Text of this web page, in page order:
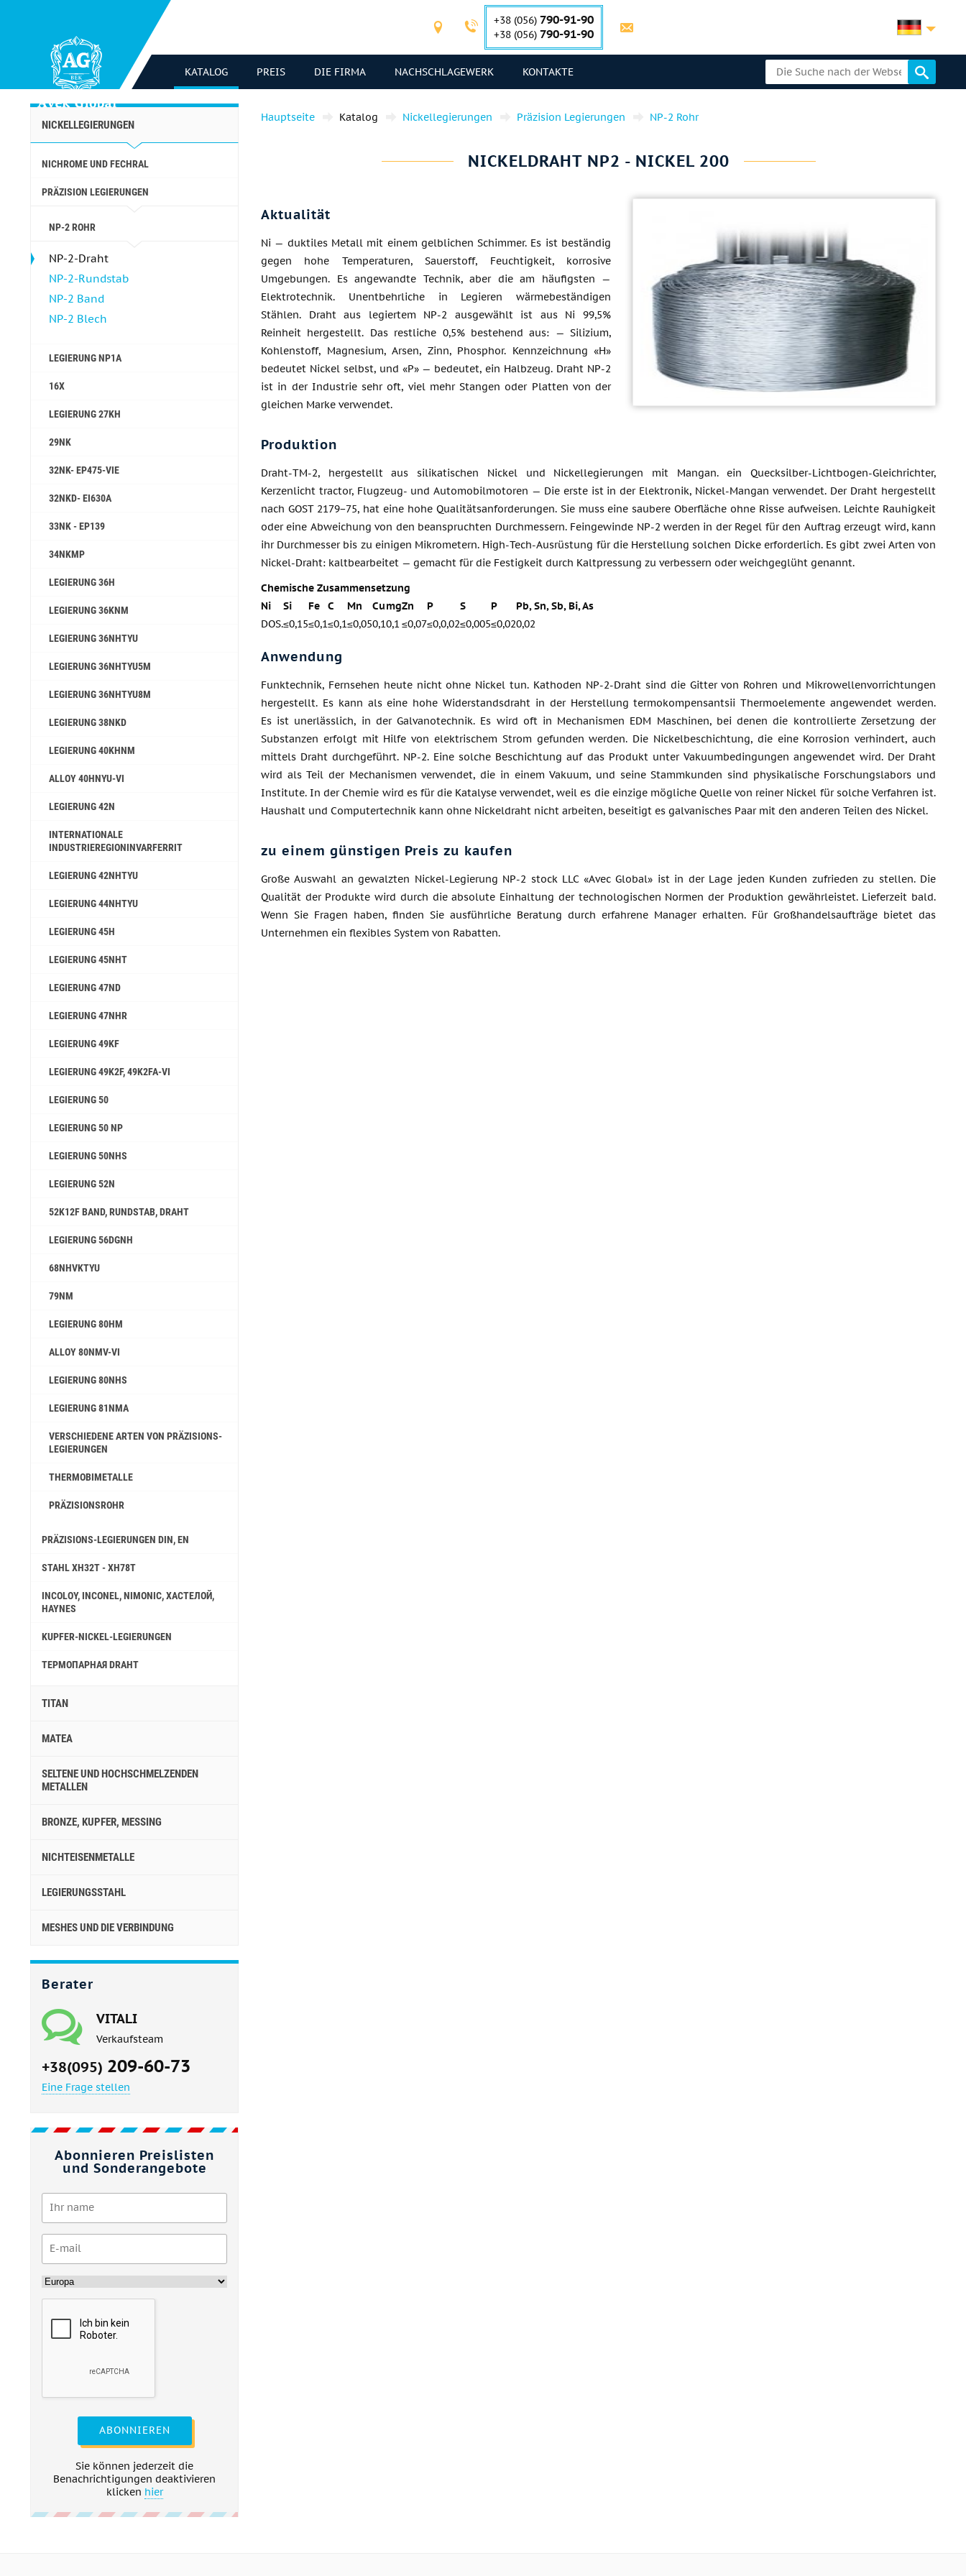
+38 (056) 790-91-90
+38 (056) 790-91-90
KATALOG PREIS DIE FIRMA NACHSCHLAGEWERK KONTAKTE
NICKELLEGIERUNGEN
NICHROME UND FECHRAL
PRÄZISION LEGIERUNGEN
NP-2 ROHR
NP-2-Draht
NP-2-Rundstab
NP-2 Band
NP-2 Blech
LEGIERUNG NP1A
16X
LEGIERUNG 27KH
29NK
32NK- EP475-VIE
32NKD- EI630A
33NK - EP139
34NKMP
LEGIERUNG 36H
LEGIERUNG 36KNM
LEGIERUNG 36NHTYU
LEGIERUNG 36NHTYU5M
LEGIERUNG 36NHTYU8M
LEGIERUNG 38NKD
LEGIERUNG 40KHNM
ALLOY 40HNYU-VI
LEGIERUNG 42N
INTERNATIONALE
INDUSTRIEREGIONINVARFERRIT
LEGIERUNG 42NHTYU
LEGIERUNG 44NHTYU
LEGIERUNG 45H
LEGIERUNG 45NHT
LEGIERUNG 47ND
LEGIERUNG 47NHR
LEGIERUNG 49KF
LEGIERUNG 49K2F, 49K2FA-VI
LEGIERUNG 50
LEGIERUNG 50 NP
LEGIERUNG 50NHS
LEGIERUNG 52N
52K12F BAND, RUNDSTAB, DRAHT
LEGIERUNG 56DGNH
68NHVKTYU
79NM
LEGIERUNG 80НМ
ALLOY 80NMV-VI
LEGIERUNG 80NHS
LEGIERUNG 81NMA
VERSCHIEDENE ARTEN VON PRÄZISIONS-
LEGIERUNGEN
THERMOBIMETALLE
PRÄZISIONSROHR
PRÄZISIONS-LEGIERUNGEN DIN, EN
STAHL ХН32Т - ХН78Т
INCOLOY, INCONEL, NIMONIC, ХАСТЕЛОЙ,
HAYNES
KUPFER-NICKEL-LEGIERUNGEN
ТЕРМОПАРНАЯ DRAHT
TITAN
MATEA
SELTENE UND HOCHSCHMELZENDEN
METALLEN
BRONZE, KUPFER, MESSING
NICHTEISENMETALLE
LEGIERUNGSSTAHL
MESHES UND DIE VERBINDUNG
Berater
VITALI
Verkaufsteam
+38(095) 209-60-73
Eine Frage stellen
Abonnieren Preislisten
und Sonderangebote
ABONNIEREN
Sie können jederzeit die
Benachrichtigungen deaktivieren
klicken hier
Hauptseite Katalog Nickellegierungen Präzision Legierungen NP-2 Rohr
NICKELDRAHT NP2 - NICKEL 200
Aktualität
Ni — duktiles Metall mit einem gelblichen Schimmer. Es ist beständig
gegen hohe Temperaturen, Sauerstoff, Feuchtigkeit, korrosive
Umgebungen. Es angewandte Technik, aber die am häufigsten —
Elektrotechnik. Unentbehrliche in Legieren wärmebeständigen
Stählen. Draht aus legiertem NP-2 ausgewählt ist aus Ni 99,5%
Reinheit hergestellt. Das restliche 0,5% bestehend aus: — Silizium,
Kohlenstoff, Magnesium, Arsen, Zinn, Phosphor. Kennzeichnung «H»
bedeutet Nickel selbst, und «P» — bedeutet, ein Halbzeug. Draht NP-2
ist in der Industrie sehr oft, viel mehr Stangen oder Platten von der
gleichen Marke verwendet.
Produktion
Draht-TM-2, hergestellt aus silikatischen Nickel und Nickellegierungen mit Mangan. ein Quecksilber-Lichtbogen-Gleichrichter,
Kerzenlicht tractor, Flugzeug- und Automobilmotoren — Die erste ist in der Elektronik, Nickel-Mangan verwendet. Der Draht hergestellt
nach GOST 2179−75, hat eine hohe Qualitätsanforderungen. Sie muss eine saubere Oberfläche ohne Risse aufweisen. Leichte Rauhigkeit
oder eine Abweichung von den beanspruchten Durchmessern. Feingewinde NP-2 werden in der Regel für den Auftrag erzeugt wird, kann
ihr Durchmesser bis zu einigen Mikrometern. High-Tech-Ausrüstung für die Herstellung solchen Dicke erforderlich. Es gibt zwei Arten von
Nickel-Draht: kaltbearbeitet — gemacht für die Festigkeit durch Kaltpressung zu verbessern oder weichgeglüht genannt.
Chemische Zusammensetzung
Ni
Si Fe C Mn CumgZn P S P
Pb, Sn, Sb, Bi, As
DOS.≤0,15≤0,1≤0,1≤0,050,10,1 ≤0,07≤0,0,02≤0,005≤0,020,02
Anwendung
Funktechnik, Fernsehen heute nicht ohne Nickel tun. Kathoden NP-2-Draht sind die Gitter von Rohren und Mikrowellenvorrichtungen
hergestellt. Es kann als eine hohe Widerstandsdraht in der Herstellung termokompensantsii Thermoelemente angewendet werden.
Es ist unerlässlich, in der Galvanotechnik. Es wird oft in Mechanismen EDM Maschinen, bei denen die kontrollierte Zersetzung der
Substanzen erfolgt mit Hilfe von elektrischem Strom gefunden werden. Die Nickelbeschichtung, die eine Korrosion verhindert, auch
mittels Draht durchgeführt. NP-2. Eine solche Beschichtung auf das Produkt unter Vakuumbedingungen angewendet wird. Der Draht
wird als Teil der Mechanismen verwendet, die in einem Vakuum, und seine Stammkunden sind physikalische Forschungslabors und
Institute. In der Chemie wird es für die Katalyse verwendet, weil es die einzige mögliche Quelle von reiner Nickel für solche Verfahren ist.
Haushalt und Computertechnik kann ohne Nickeldraht nicht arbeiten, beseitigt es galvanisches Paar mit den anderen Teilen des Nickel.
zu einem günstigen Preis zu kaufen
Große Auswahl an gewalzten Nickel-Legierung NP-2 stock LLC «Avec Global» ist in der Lage jeden Kunden zufrieden zu stellen. Die
Qualität der Produkte wird durch die absolute Einhaltung der technologischen Normen der Produktion gewährleistet. Lieferzeit bald.
Wenn Sie Fragen haben, finden Sie ausführliche Beratung durch erfahrene Manager erhalten. Für Großhandelsaufträge bietet das
Unternehmen ein flexibles System von Rabatten.